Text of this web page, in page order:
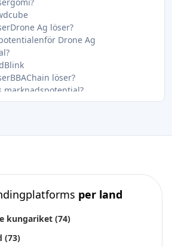
Ag löser?
Drone Ag
löser?
marknadspotential?
/ Republic
löser?
per land
kungariket (74)
(73)